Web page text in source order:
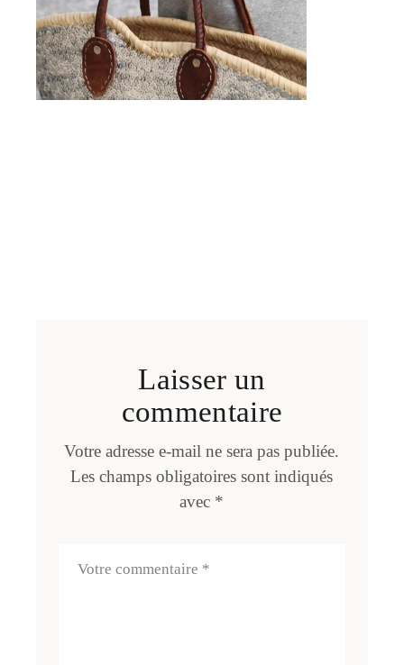
Laisser un
commentaire
Votre adresse e-mail ne sera pas publiée.
Les champs obligatoires sont indiqués
avec *